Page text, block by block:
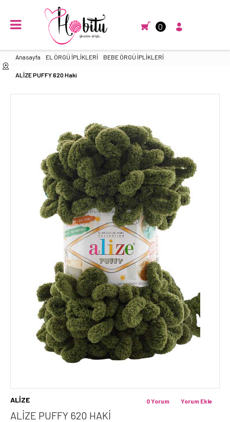
0
Anasayfa EL ÖRGÜ İPLİKLERİ BEBE ÖRGÜ İPLİKLERİ
ALİZE PUFFY 620 Haki
ALİZE
ALİZE PUFFY 620 HAKI
Yorum Ekle
0 Yorum